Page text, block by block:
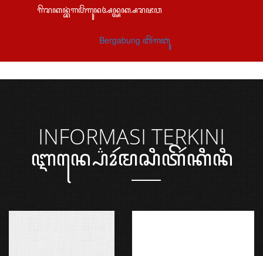
ꦒꦼꦫꦏꦤ꧀ꦧꦁꦒꦥꦼꦁꦒꦸꦤꦄꦤ꧀ꦄꦏ꧀ꦱꦫꦗꦮ
Bergabung ꦧꦼꦂꦒꦧꦸꦁ
INFORMASI TERKINI
ꦆꦤ꧀ꦥ꦳ꦺꦴꦂꦩꦱꦶꦠꦼꦂꦏꦶꦤꦶ